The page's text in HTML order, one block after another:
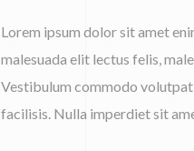
Lorem ipsum dolor sit amet
malesuada elit lectus felis,
Vestibulum commodo volutpat
facilisis. Nulla imperdiet sit